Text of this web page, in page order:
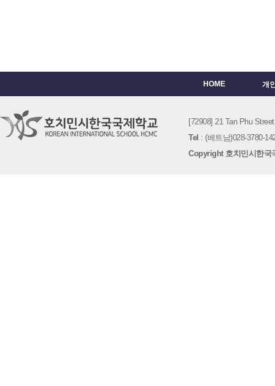
HOME 개
[72908] 21 Tan Phu
Tel : (베트남)028-3780-
Copyright 호치민시한국